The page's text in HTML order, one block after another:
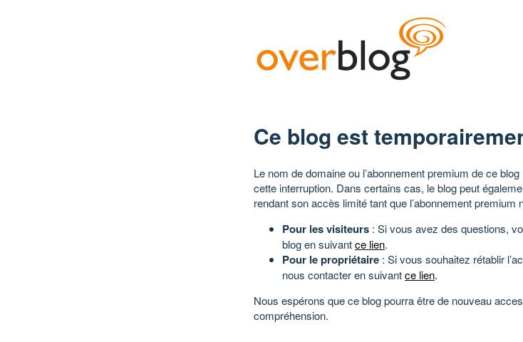
Ce blog est
Le nom de domaine ou l’abonnement premium de ce
cette interruption. Dans certains cas, le blog peut
rendant son accès limité tant que l’abonnement premium
Pour les visiteurs : Si vous avez des questions,
blog en suivantce lien.
Pour le propriétaire : Si vous souhaitez rétablir
nous contacter en suivantce lien.
Nous espérons que ce blog pourra être de nouveau
compréhension.